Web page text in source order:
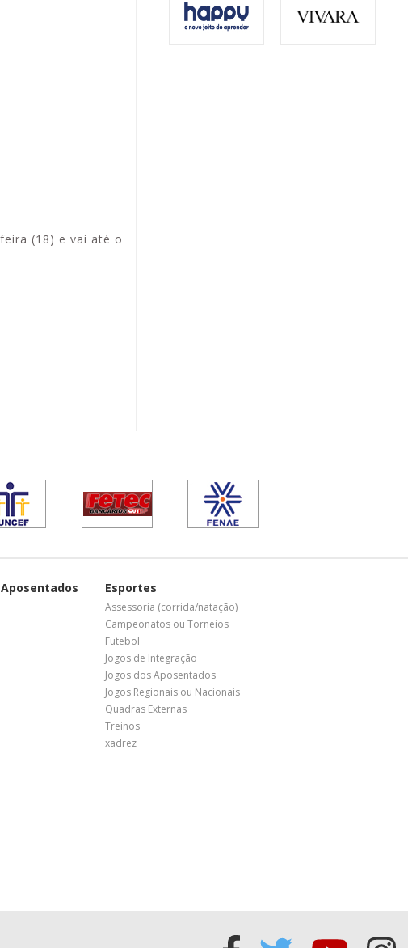
(18) e vai até o
Aposentados Esportes
Assessoria (corrida/natação)
Campeonatos ou Torneios
Futebol
Jogos de Integração
Jogos dos Aposentados
Jogos Regionais ou Nacionais
Quadras Externas
Treinos
xadrez